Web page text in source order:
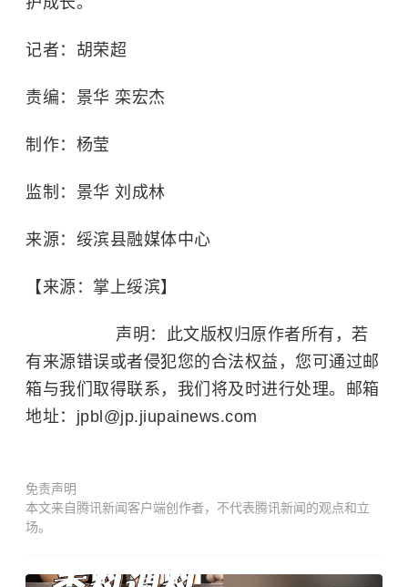
记者： 胡荣超
责编：景华 栾宏杰
制作：杨莹
监制：景华 刘成林
来源： 绥滨县融媒体中心
【来源：掌上绥滨】
声明：此文版权归原作者所有，若
有来源错误或者侵犯您的合法权益，您可通过邮
箱与我们取得联系，我们将及时进行处理。邮箱
地址：jpbl@jp.jiupainews.com
免责声明
本文来自腾讯新闻客户端创作者，不代表腾讯新闻的观点和立
场。